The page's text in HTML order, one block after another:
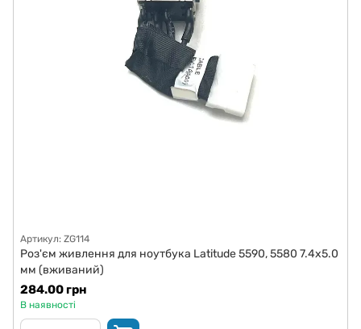
Артикул: ZG114
Роз'єм живлення для ноутбука Latitude 5590, 5580 7.4x5.0
мм (вживаний)
284.00 грн
В наявності